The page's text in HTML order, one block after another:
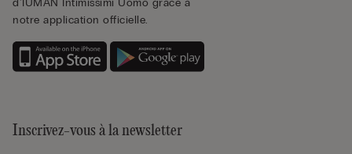
notre application officielle.
Inscrivez-vous à la newsletter